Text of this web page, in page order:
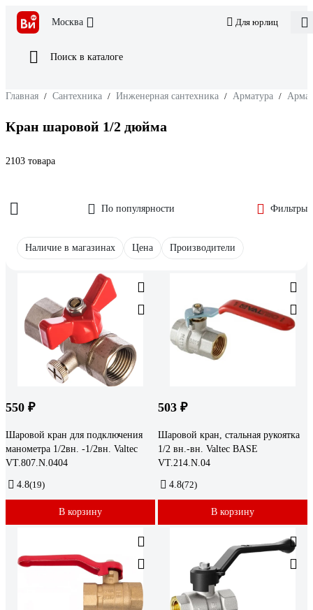
Москва Для юрлиц
Поиск в каталоге
Главная / Сантехника / Инженерная сантехника / Арматура /
Кран шаровой 1/2 дюйма
2103 товара
По популярности Фильтры
Наличие в магазинах Цена Производители
550 ₽
Шаровой кран для подключения
манометра 1/2вн. -1/2вн. Valtec
VT.807.N.0404
4.8(19)
В корзину
503 ₽
Шаровой кран, стальная рукоятка
1/2 вн.-вн. Valtec BASE
VT.214.N.04
4.8(72)
В корзину